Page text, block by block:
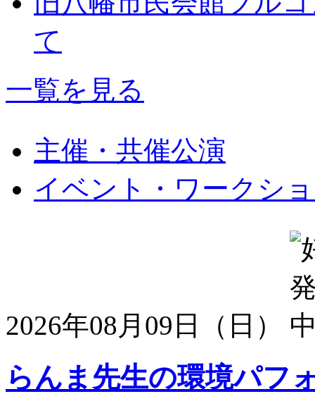
て
一覧を見る
主催・共催公演
イベント・ワークシ
2026年08月09日（日）
らんま先生の環境パフ